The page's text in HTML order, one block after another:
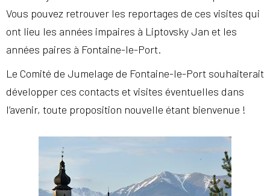
Vous pouvez retrouver les reportages de ces visites qui
ont lieu les années impaires à Liptovsky Jan et les
années paires à Fontaine-le-Port.
Le Comité de Jumelage de Fontaine-le-Port souhaiterait
développer ces contacts et visites éventuelles dans
l’avenir, toute proposition nouvelle étant bienvenue !